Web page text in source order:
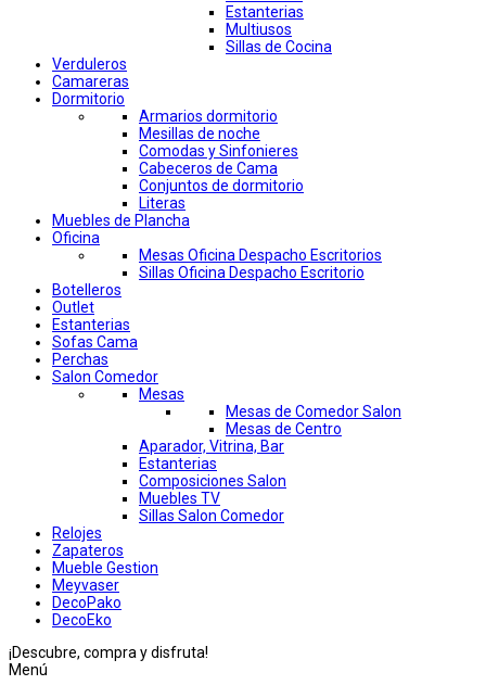
Estanterias
Multiusos
Sillas de Cocina
Verduleros
Camareras
Dormitorio
Armarios dormitorio
Mesillas de noche
Comodas y Sinfonieres
Cabeceros de Cama
Conjuntos de dormitorio
Literas
Muebles de Plancha
Oficina
Mesas Oficina Despacho Escritorios
Sillas Oficina Despacho Escritorio
Botelleros
Outlet
Estanterias
Sofas Cama
Perchas
Salon Comedor
Mesas
Mesas de Comedor Salon
Mesas de Centro
Aparador, Vitrina, Bar
Estanterias
Composiciones Salon
Muebles TV
Sillas Salon Comedor
Relojes
Zapateros
Mueble Gestion
Meyvaser
DecoPako
DecoEko
¡Descubre, compra y disfruta!
Menú